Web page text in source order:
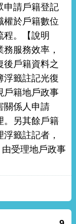
申請戶籍登記
權於戶籍數位
程。【說明
服務效率，
後戶籍資料之
浮籤註記光復
戶籍地戶政事
關係人申請
。另其餘戶籍
籤註記者，
受理地戶政事